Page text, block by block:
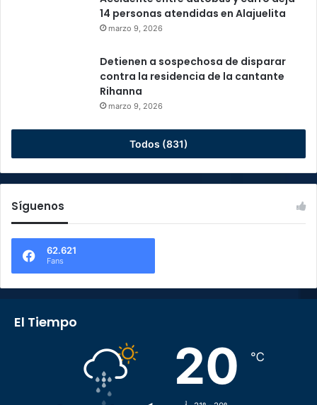
14 personas atendidas en Alajuelita
marzo 9, 2026
Detienen a sospechosa de disparar
contra la residencia de la cantante
Rihanna
marzo 9, 2026
Todos (831)
Síguenos
62.621
Fans
El Tiempo
20 ℃